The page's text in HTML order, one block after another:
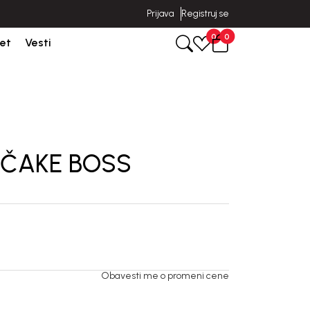
u roku od 3-5 dana od dana kreiranja porudžbine.
Prijava Registruj se
Vesti 0 0
BOSS
Obavesti me o promeni cene